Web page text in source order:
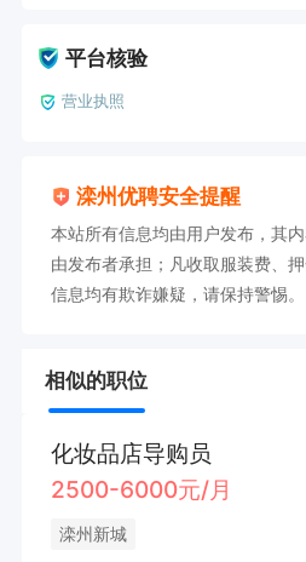
平台核验
营业执照
滦州优聘安全提醒
本站所有信息均由用户发布，其
由发布者承担；凡收取服装费、
信息均有欺诈嫌疑，请保持警惕。
相似的职位
化妆品店导购员
2500-6000元/月
滦州新城